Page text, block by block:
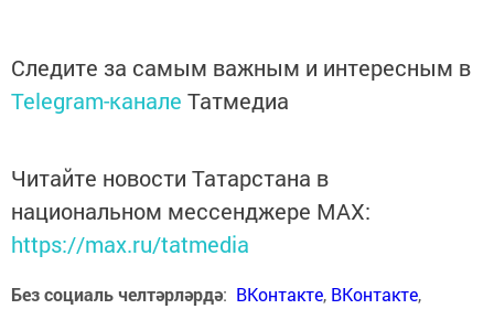
Следите за самым важным и интересным в
Telegram-канале Татмедиа
Читайте новости Татарстана в
национальном мессенджере MАХ:
https://max.ru/tatmedia
Без социаль челтәрләрдә: ВКонтакте, ВКонтакте,